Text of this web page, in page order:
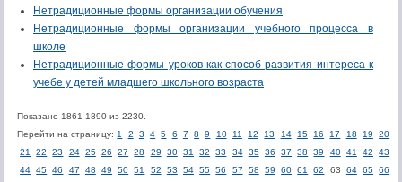
Нетрадиционные формы организации обучения
Нетрадиционные формы организации учебного процесса в
школе
Нетрадиционные формы уроков как способ развития интереса к
учебе у детей младшего школьного возраста
Показано 1861-1890 из 2230.
Перейти на страницу: 1 2 3 4 5 6 7 8 9 10 11 12 13 14 15 16 17 18 19
20
21
22 23 24 25 26 27 28 29 30 31 32 33 34 35 36 37 38 39 40 41 42
43
44 45 46 47 48 49 50 51 52 53 54 55 56 57 58 59 60 61 62 63 64 65 66